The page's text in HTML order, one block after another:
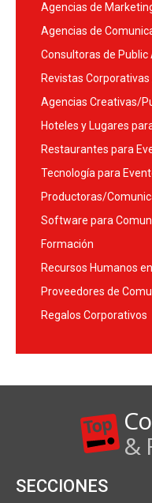
Agencias de
Agencias de
Consultoras de
Revistas
Agencias Creativas/
Hoteles y Lugares
Restaurantes para
Tecnología para
Productoras/
Software para
Formación
Recursos Humanos
Proveedores de
Regalos Corporativos
&
SECCIONES